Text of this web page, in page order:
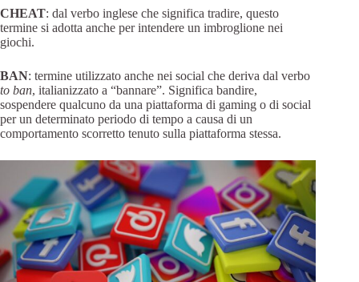
CHEAT: dal verbo inglese che significa tradire, questo
termine si adotta anche per intendere un imbroglione nei
giochi.
BAN: termine utilizzato anche nei social che deriva dal verbo
to ban, italianizzato a “bannare”. Significa bandire,
sospendere qualcuno da una piattaforma di gaming o di social
per un determinato periodo di tempo a causa di un
comportamento scorretto tenuto sulla piattaforma stessa.